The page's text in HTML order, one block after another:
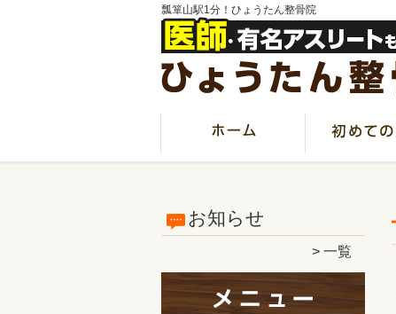
瓢箪山駅1分！ひょうたん整骨院
お知らせ
一覧